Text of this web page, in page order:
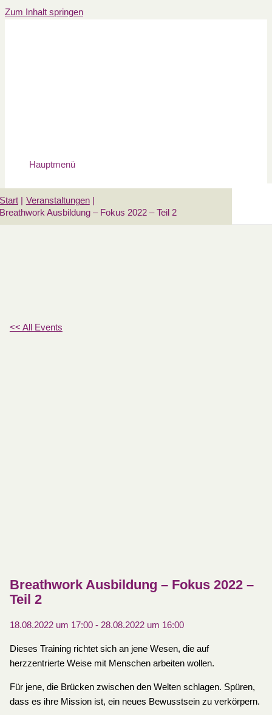
Zum Inhalt springen
Hauptmenü
Start
Veranstaltungen
Breathwork Ausbildung – Fokus 2022 – Teil 2
<< All Events
Breathwork Ausbildung – Fokus 2022 –
Teil 2
18.08.2022 um 17:00- 28.08.2022 um 16:00
Dieses Training richtet sich an jene Wesen, die auf
herzzentrierte Weise mit Menschen arbeiten wollen.
Für jene, die Brücken zwischen den Welten schlagen. Spüren,
dass es ihre Mission ist, ein neues Bewusstsein zu verkörpern.